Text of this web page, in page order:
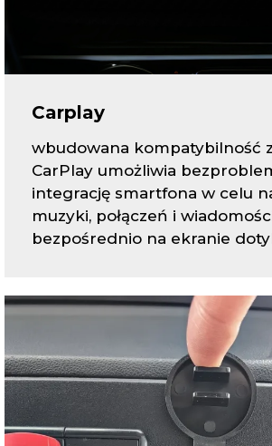
Carplay
wbudowana kompatybilność
CarPlay umożliwia
integrację smartfona w celu
muzyki, połączeń i
bezpośrednio na ekranie